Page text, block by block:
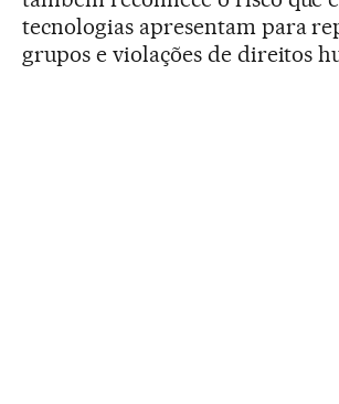
tecnologias apresentam para
grupos e violações de direitos